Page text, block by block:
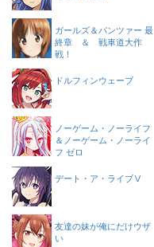
ガールズ＆パンツァー 最
終章 ＆ 戦車道大作
戦！
ドルフィンウェーブ
ノーゲーム・ノーライフ
＆ノーゲーム・ノーライ
フ ゼロ
デート・ア・ライブⅤ
友達の妹が俺にだけウザ
い